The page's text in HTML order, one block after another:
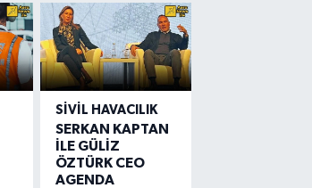
SIVIL HAVACILIK
SERKAN KAPTAN
İLE GÜLİZ
ÖZTÜRK CEO
AGENDA